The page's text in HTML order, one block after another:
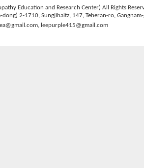
Education and Research Center) All Rights
dong) 2-1710, Sungjihaitz, 147, Teheran-ro,
, leepurple415@gmail.com